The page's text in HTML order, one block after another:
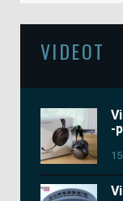
VIDEOT
-